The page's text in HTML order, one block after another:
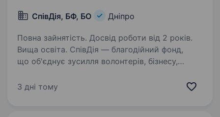
СпівДія, БФ, БО Дніпро
Повна зайнятість. Досвід роботи від 2 років.
Вища освіта. СпівДія — благодійний фонд,
що об'єднує зусилля волонтерів, бізнесу,
на розвиток самозарадності українців та зміни
3 дні тому